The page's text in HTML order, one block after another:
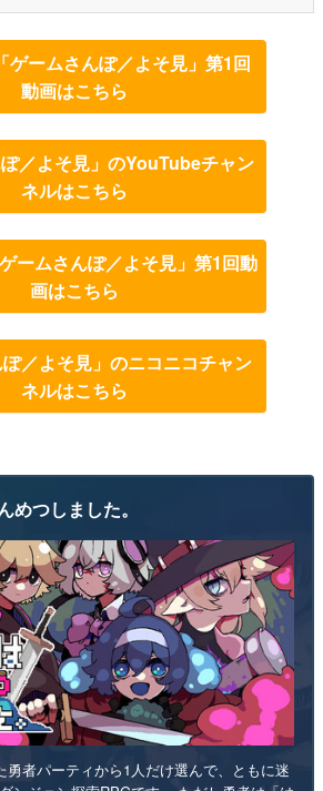
ゲームさんぽ／よそ見」第1回
動画はこちら
ぽ／よそ見」のYouTubeチャン
ネルはこちら
ームさんぽ／よそ見」第1回動
画はこちら
ぽ／よそ見」のニコニコチャン
ネルはこちら
めつしました。
勇者パーティから1人だけ選んで、ともに迷